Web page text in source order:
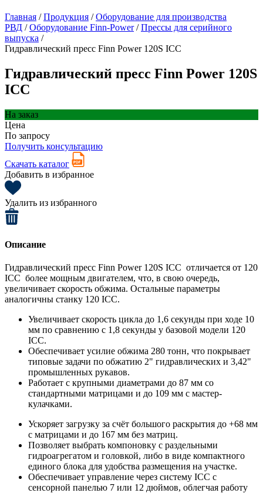
Главная /Продукция /Оборудование для производства
РВД /Оборудование Finn-Power/Прессы для серийного
выпуска /
Гидравлический пресс Finn Power 120S ICC
Гидравлический пресс Finn Power 120S
ICC
На заказ
Цена
По запросу
Получить консультацию
Скачать каталог
Добавить в избранное
Удалить из избранного
Описание
Гидравлический пресс Finn Power 120S ICC отличается от 120
ICC более мощным двигателем, что, в свою очередь,
увеличивает скорость обжима. Остальные параметры
аналогичны станку 120 ICC.
Увеличивает скорость цикла до 1,6 секунды при ходе 10
мм по сравнению с 1,8 секунды у базовой модели 120
ICC.
Обеспечивает усилие обжима 280 тонн, что покрывает
типовые задачи по обжатию 2" гидравлических и 3,42"
промышленных рукавов.
Работает с крупными диаметрами до 87 мм со
стандартными матрицами и до 109 мм с мастер-
кулачками.
Ускоряет загрузку за счёт большого раскрытия до +68 мм
с матрицами и до 167 мм без матриц.
Позволяет выбрать компоновку с раздельными
гидроагрегатом и головкой, либо в виде компактного
единого блока для удобства размещения на участке.
Обеспечивает управление через систему ICC с
сенсорной панелью 7 или 12 дюймов, облегчая работу